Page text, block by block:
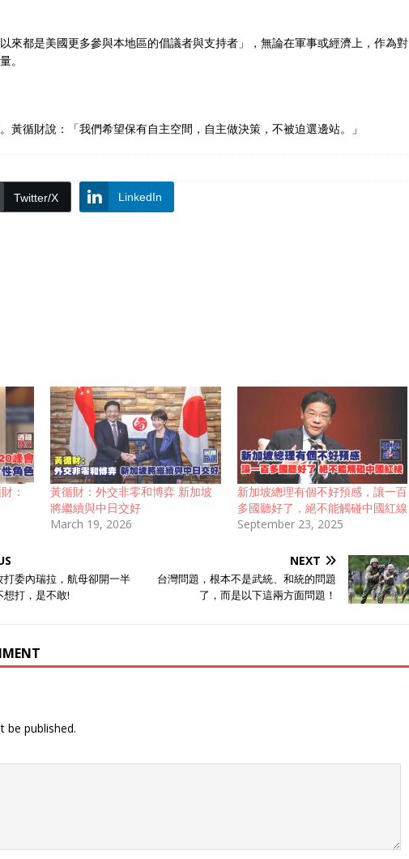
來都是美國更多參與本地區的倡議者與支持者」，無論在軍事或經濟上，作為對
。
黃循財說：「我們希望保有自主空間，自主做決策，不被迫選邊站。」
Twitter/X LinkedIn
：
黃循財：外交非零和博弈 新加坡
將繼續與中日交好
March 19, 2026
新加坡總理有個不好預感，讓一百
多國聽好了，絕不能觸碰中國紅線
September 23, 2025
打委內瑞拉，航母卻開一半
打，是不敢!
NEXT
台灣問題，根本不是武統、和統的問題
了，而是以下這兩方面問題！
be published.